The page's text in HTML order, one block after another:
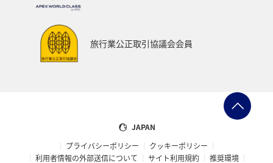
旅行業公正取引協議会会員
JAPAN
プライバシーポリシー
クッキーポリシー
利用者情報の外部送信について
サイト利用規約
推奨環境